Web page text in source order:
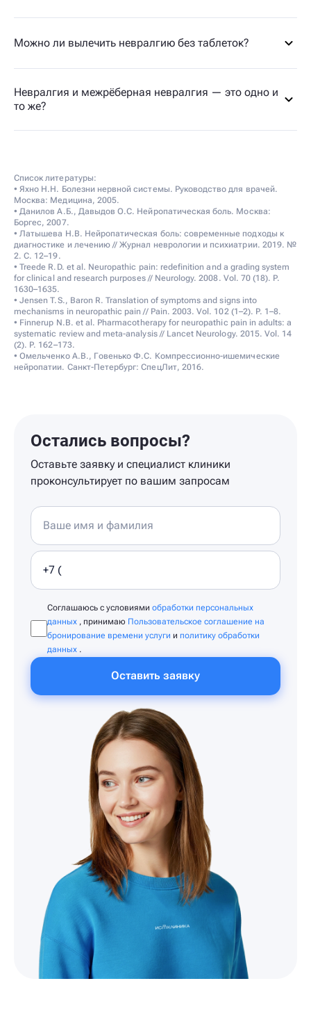
Можно ли вылечить невралгию без таблеток?
Невралгия и межрёберная невралгия — это одно и
то же?
Список литературы:
• Яхно Н.Н. Болезни нервной системы. Руководство для врачей.
Москва: Медицина, 2005.
• Данилов А.Б., Давыдов О.С. Нейропатическая боль. Москва:
Боргес, 2007.
• Латышева Н.В. Нейропатическая боль: современные подходы к
диагностике и лечению // Журнал неврологии и психиатрии. 2019. №
2. С. 12–19.
• Treede R.D. et al. Neuropathic pain: redefinition and a grading system
for clinical and research purposes // Neurology. 2008. Vol. 70 (18). P.
1630–1635.
• Jensen T.S., Baron R. Translation of symptoms and signs into
mechanisms in neuropathic pain // Pain. 2003. Vol. 102 (1–2). P. 1–8.
• Finnerup N.B. et al. Pharmacotherapy for neuropathic pain in adults: a
systematic review and meta-analysis // Lancet Neurology. 2015. Vol. 14
(2). P. 162–173.
• Омельченко А.В., Говенько Ф.С. Компрессионно-ишемические
нейропатии. Санкт-Петербург: СпецЛит, 2016.
Остались вопросы?
Оставьте заявку и специалист клиники
проконсультирует по вашим запросам
Соглашаюсь с условиями обработки персональных
данных , принимаю Пользовательское соглашение на
бронирование времени услуги и политику обработки
данных .
Оставить заявку